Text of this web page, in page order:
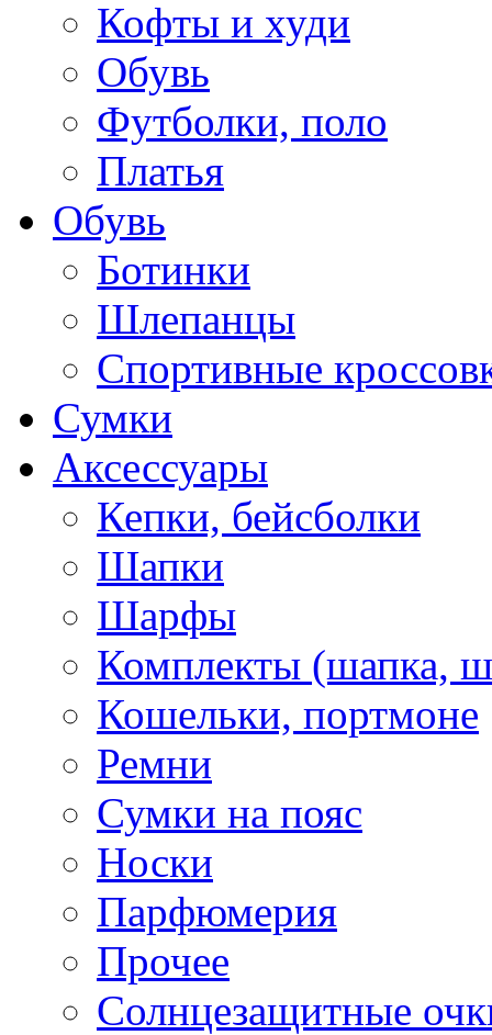
Кофты и худи
Обувь
Футболки, поло
Платья
Обувь
Ботинки
Шлепанцы
Спортивные
Сумки
Аксессуары
Кепки, бейсболки
Шапки
Шарфы
Комплекты (шапка,
Кошельки, портмоне
Ремни
Сумки на пояс
Носки
Парфюмерия
Прочее
Солнцезащитные